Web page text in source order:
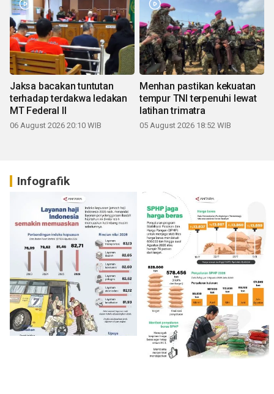
Jaksa bacakan tuntutan
terhadap terdakwa ledakan
MT Federal II
06 August 2026 20:10 WIB
Menhan pastikan kekuatan
tempur TNI terpenuhi lewat
latihan trimatra
05 August 2026 18:52 WIB
Infografik